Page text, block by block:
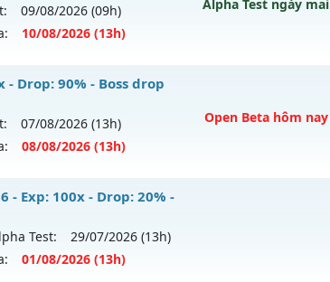
09/08/2026 (09h)
10/08/2026 (13h)
Alpha Test ngày mai
chủViệt Namvào 13h ngày 10/08/2626
- Drop: 90% - Boss drop
07/08/2026 (13h)
08/08/2026 (13h)
Open Beta hôm nay
Set tân thủ free
chủ
Viet Plusvào 13h ngày 08/08/2626
Exp: 100x - Drop: 20% -
Test: 29/07/2026 (13h)
01/08/2026 (13h)